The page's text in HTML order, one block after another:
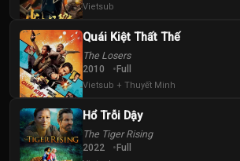
Vietsub
Quái Kiệt Thất Thế
The Losers
2010 Full
Vietsub + Thuyết Minh
Hổ Trỗi Dậy
The Tiger Rising
2022 Full